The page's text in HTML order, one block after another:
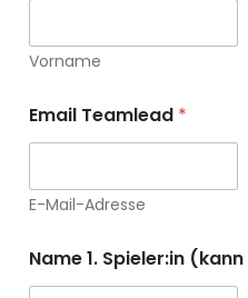
Vorname
n
t
r
*
Email Teamlead *
E-Mail-Adresse
Name 1. Spieler:in